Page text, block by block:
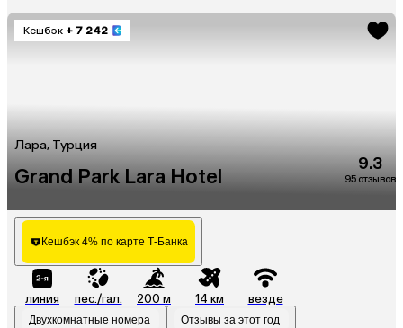
Кешбэк + 7 242
Лара, Турция
Grand Park Lara Hotel
9.3
95 отзывов
Кешбэк 4% по карте Т-Банка
линия пес./гал. 200 м 14 км везде
Двухкомнатные номера Отзывы за этот год